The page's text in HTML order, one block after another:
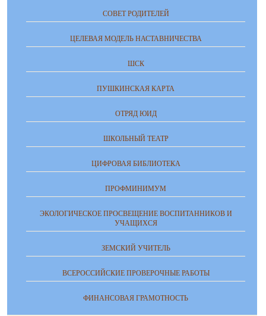
СОВЕТ РОДИТЕЛЕЙ
ЦЕЛЕВАЯ МОДЕЛЬ НАСТАВНИЧЕСТВА
ШСК
ПУШКИНСКАЯ КАРТА
ОТРЯД ЮИД
ШКОЛЬНЫЙ ТЕАТР
ЦИФРОВАЯ БИБЛИОТЕКА
ПРОФМИНИМУМ
ЭКОЛОГИЧЕСКОЕ ПРОСВЕЩЕНИЕ ВОСПИТАННИКОВ И
УЧАЩИХСЯ
ЗЕМСКИЙ УЧИТЕЛЬ
ВСЕРОССИЙСКИЕ ПРОВЕРОЧНЫЕ РАБОТЫ
ФИНАНСОВАЯ ГРАМОТНОСТЬ